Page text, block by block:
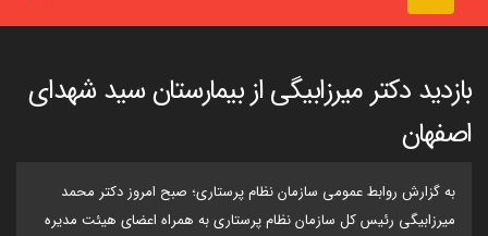
بازدید دکتر میرزابیگی از بیمارستان سید شهدای
اصفهان
به گزارش روابط عمومی سازمان نظام پرستاری؛ صبح امروز دکتر محمد
میرزابیگی رئیس کل سازمان نظام پرستاری به همراه اعضای هیئت مدیره